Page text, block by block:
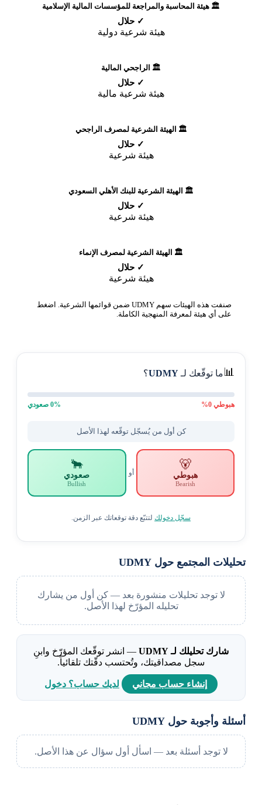
🏛️ هيئة المحاسبة والمراجعة للمؤسسات المالية الإسلامية
✓ حلال
هيئة شرعية دولية
🏛️ الراجحي المالية
✓ حلال
هيئة شرعية مالية
🏛️ الهيئة الشرعية لمصرف الراجحي
✓ حلال
هيئة شرعية
🏛️ الهيئة الشرعية للبنك الأهلي السعودي
✓ حلال
هيئة شرعية
🏛️ الهيئة الشرعية لمصرف الإنماء
✓ حلال
هيئة شرعية
صنفت هذه الهيئات سهم UDMY ضمن قوائمها الشرعية. اضغط
على أي هيئة لمعرفة المنهجية الكاملة.
📊ما توقّعك لـUDMY؟
هبوطي0
%
0% صعودي
كن أول من يُسجّل توقّعه لهذا الأصل
🐻
هبوطي
Bearish
أو
🐂
صعودي
Bullish
سجّل دخولكلتتبّع دقة توقعاتك عبر الزمن.
تحليلات المجتمع حول UDMY
لا توجد تحليلات منشورة بعد — كن أول من يشارك
تحليله المؤرّخ لهذا الأصل.
شارك تحليلك لـ UDMY
— انشر توقّعك المؤرّخ وابنِ
سجل مصداقيتك، وتُحتسب دقّتك تلقائياً.
إنشاء حساب مجاني لديك حساب؟ دخول
أسئلة وأجوبة حول UDMY
لا توجد أسئلة بعد — اسأل أول سؤال عن هذا الأصل.